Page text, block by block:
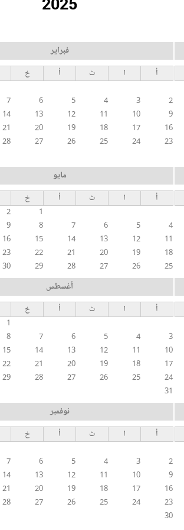
فبراير
أ ا ث أ خ
2
3
4
5
6
7
9
10
11
12
13
14
16
17
18
19
20
21
23
24
25
26
27
28
مايو
أ ا ث أ خ
1
2
4
5
6
7
8
9
11
12
13
14
15
16
18
19
20
21
22
23
25
26
27
28
29
30
أغسطس
أ ا ث أ خ
1
3
4
5
6
7
8
10
11
12
13
14
15
17
18
19
20
21
22
24
25
26
27
28
29
31
نوفمبر
أ ا ث أ خ
2
3
4
5
6
7
9
10
11
12
13
14
16
17
18
19
20
21
23
24
25
26
27
28
30